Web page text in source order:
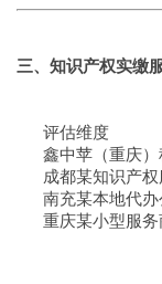
三、知识产权实缴
评估维度
鑫中苹（重庆）
成都某知识产权
南充某本地代办
重庆某小型服务